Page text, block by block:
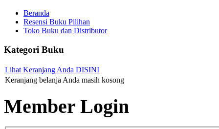
Beranda
Resensi Buku Pilihan
Toko Buku dan Distributor
Kategori Buku
Lihat Keranjang Anda DISINI
Keranjang belanja Anda masih kosong
Member Login